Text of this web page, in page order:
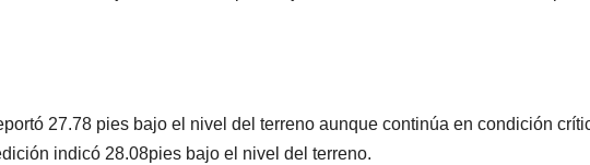
27.78 pies bajo el nivel del terreno aunque continúa en condición
indicó 28.08pies bajo el nivel del terreno.